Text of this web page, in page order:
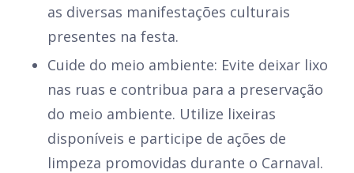
as diversas manifestações culturais
presentes na festa.
Cuide do meio ambiente: Evite deixar lixo
nas ruas e contribua para a preservação
do meio ambiente. Utilize lixeiras
disponíveis e participe de ações de
limpeza promovidas durante o Carnaval.